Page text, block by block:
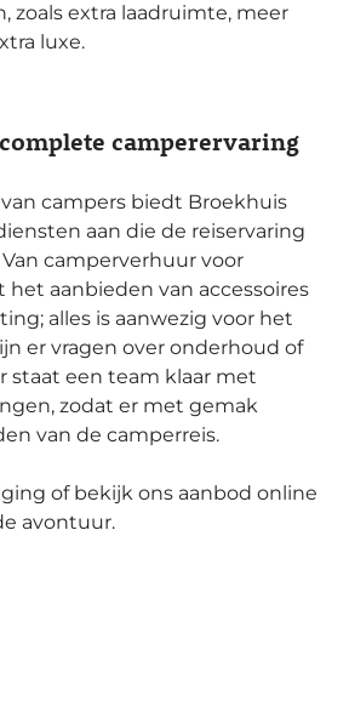
zoals extra laadruimte, meer
luxe.
camperervaring
campers biedt Broekhuis
aan die de reiservaring
camperverhuur voor
aanbieden van accessoires
alles is aanwezig voor het
er vragen over onderhoud of
staat een team klaar met
zodat er met gemak
van de camperreis.
of bekijk ons aanbod online
avontuur.